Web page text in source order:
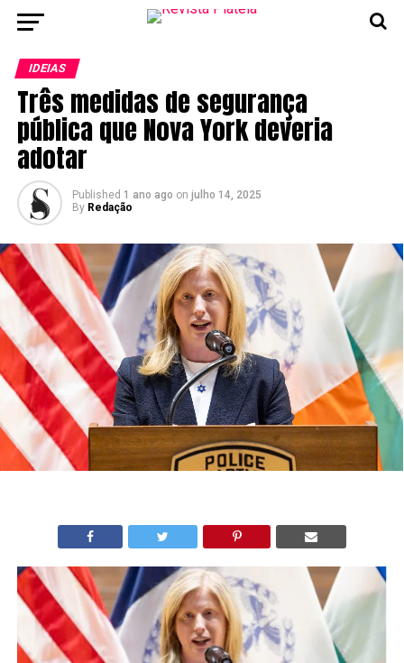
IDEIAS
Três medidas de segurança
pública que Nova York deveria
adotar
Published 1 ano ago on julho 14, 2025
By Redação